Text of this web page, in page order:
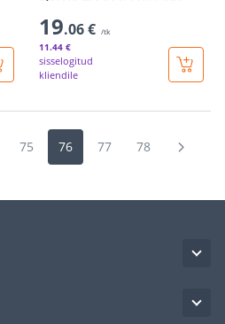
19.06 € /tk
11.44 €
sisselogitud
kliendile
75 76 77 78